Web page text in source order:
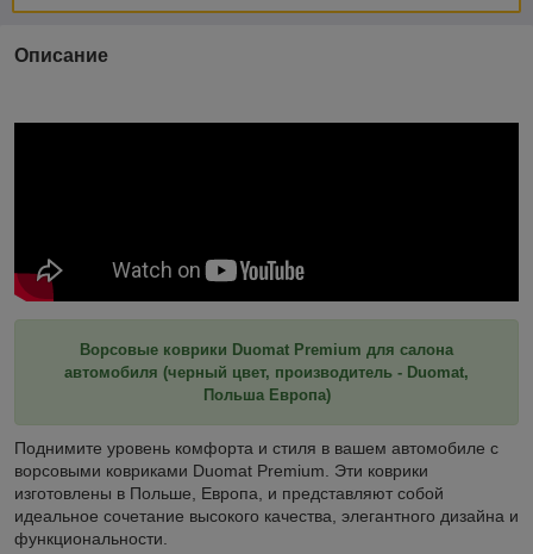
Описание
Ворсовые коврики Duomat Premium для салона
автомобиля (черный цвет, производитель - Duomat,
Польша Европа)
Поднимите уровень комфорта и стиля в вашем автомобиле с
ворсовыми ковриками Duomat Premium. Эти коврики
изготовлены в Польше, Европа, и представляют собой
идеальное сочетание высокого качества, элегантного дизайна и
функциональности.